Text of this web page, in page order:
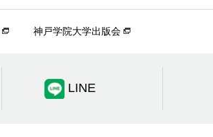
神戸学院大学出版会
LINE